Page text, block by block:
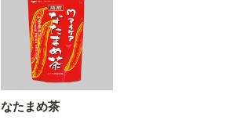
なたまめ茶